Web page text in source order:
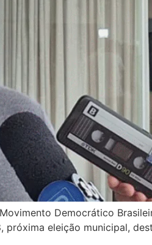
Democrático
próxima eleição municipal,